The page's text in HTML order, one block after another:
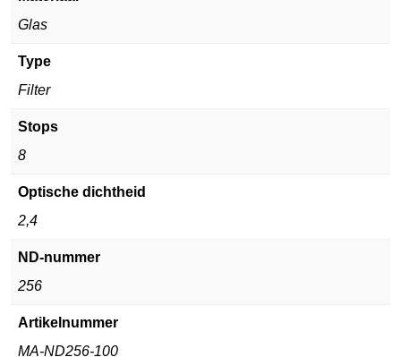
Glas
Type
Filter
Stops
8
Optische dichtheid
2,4
ND-nummer
256
Artikelnummer
MA-ND256-100